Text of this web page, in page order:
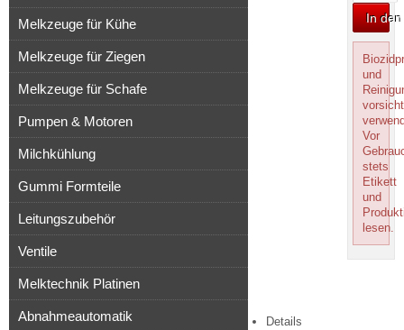
In
und
Vor
stets
Etikett
und
lesen.
Details
Melkzeuge für Kühe
Melkzeuge für Ziegen
Melkzeuge für Schafe
Pumpen & Motoren
Milchkühlung
Gummi Formteile
Leitungszubehör
Ventile
Melktechnik Platinen
Abnahmeautomatik